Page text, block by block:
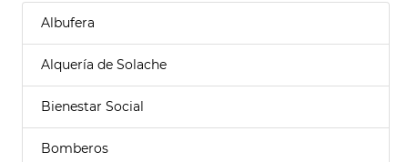
Albufera
Alquería de Solache
Bienestar Social
Bomberos